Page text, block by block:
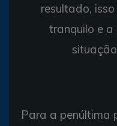
resultado,
tranquilo e a
Para a penúltima